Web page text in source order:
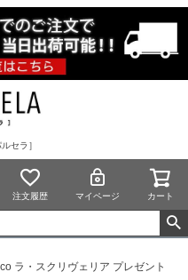
セラ］
注文履歴 マイページ カート
ラ・スクリヴェリア プレゼント